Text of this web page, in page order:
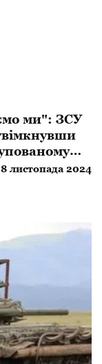
ми": ЗСУ
8 листопада 2024